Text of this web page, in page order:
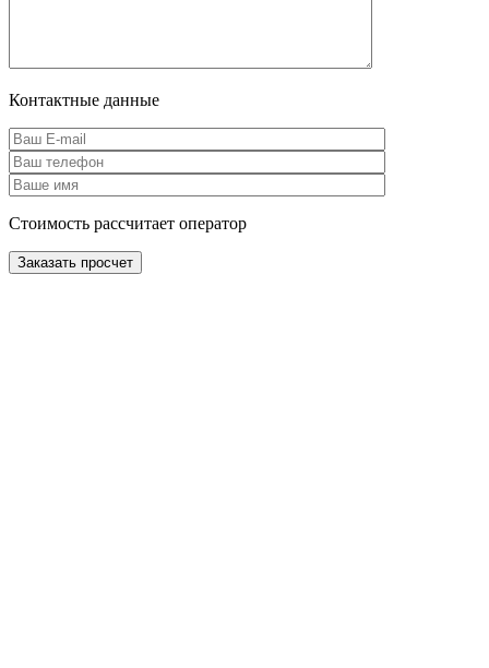
Контактные данные
Стоимость рассчитает оператор
Заказать просчет